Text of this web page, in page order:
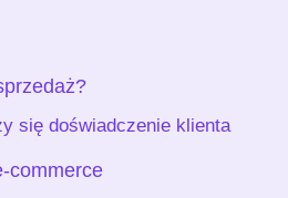
się doświadczenie klienta
commerce